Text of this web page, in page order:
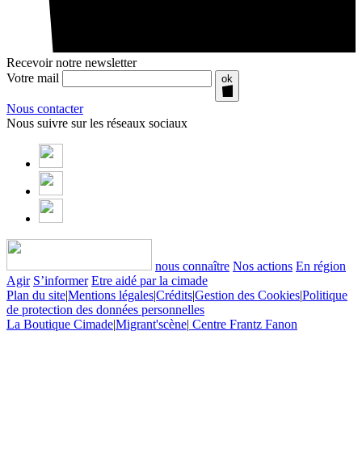
Recevoir notre newsletter
Votre mail
ok
Nous contacter
Nous suivre sur les réseaux sociaux
nous connaître Nos actions En région
Agir S’informer Etre aidé par la cimade
Plan du site|Mentions légales|Crédits|Gestion des Cookies|Politique
de protection des données personnelles
La Boutique Cimade|Migrant'scène| Centre Frantz Fanon